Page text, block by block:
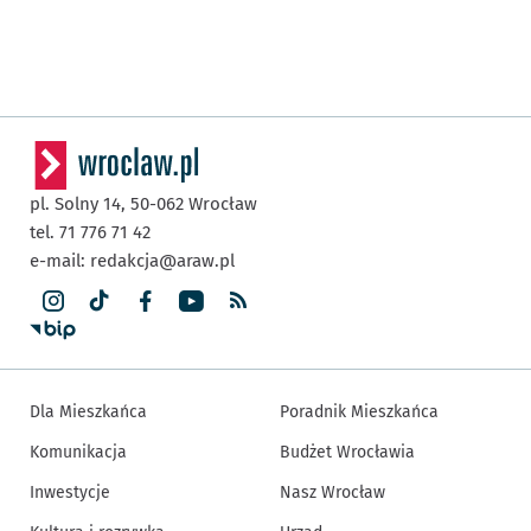
pl. Solny 14, 50-062 Wrocław
tel. 71 776 71 42
e-mail: redakcja@araw.pl
Dla Mieszkańca
Komunikacja
Inwestycje
Poradnik Mieszkańca
Budżet Wrocławia
Nasz Wrocław